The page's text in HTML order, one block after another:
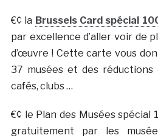
€¢ la Brussels Card spécial
par excellence d’aller voir de
d’œuvre ! Cette carte vous
37 musées et des réductions
cafés, clubs …
€¢ le Plan des Musées spécial
gratuitement par les